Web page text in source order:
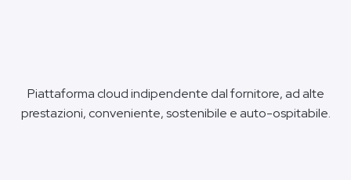
Piattaforma cloud indipendente dal fornitore, ad alte
prestazioni, conveniente, sostenibile e auto-ospitabile.